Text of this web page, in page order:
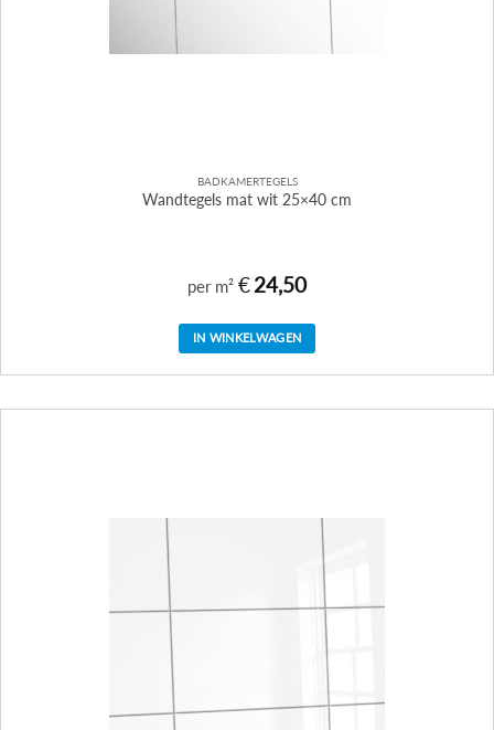
BADKAMERTEGELS
Wandtegels mat wit 25×40 cm
per m² €24,50
IN WINKELWAGEN